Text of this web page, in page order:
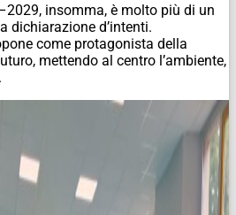
insomma, è molto più di un
dichiarazione d’intenti.
come protagonista della
mettendo al centro l’ambiente,